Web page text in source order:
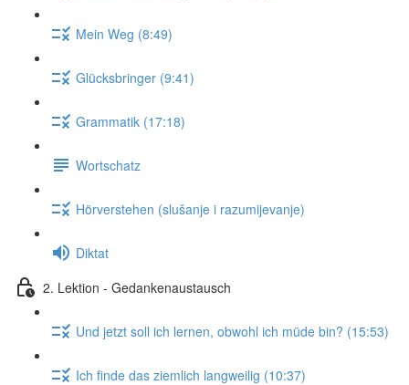
Mein Weg (8:49)
Glücksbringer (9:41)
Grammatik (17:18)
Wortschatz
Hörverstehen (slušanje i razumijevanje)
Diktat
2. Lektion - Gedankenaustausch
Und jetzt soll ich lernen, obwohl ich müde bin? (15:53)
Ich finde das ziemlich langweilig (10:37)